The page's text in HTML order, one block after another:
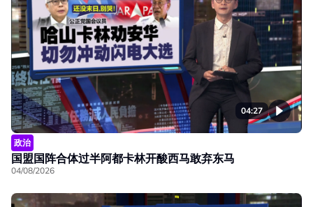
04:27
政治
国盟国阵合体过半阿都卡林开酸西马敢弃东马
04/08/2026